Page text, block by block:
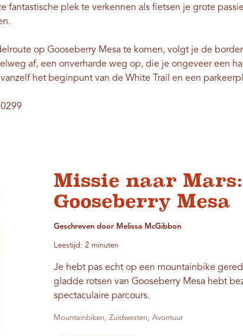
fantastische plek te verkennen als fietsen je grote
op Gooseberry Mesa te komen, volgt je de
af, een onverharde weg op, die je ongeveer een
het beginpunt van de White Trail en een
Missie naar
Gooseberry Mesa
Geschreven door Melissa McGibbon
Leestijd: 2 minuten
Je hebt pas echt op een mountainbike
gladde rotsen van Gooseberry Mesa hebt
spectaculaire parcours.
Mountainbiken, Zuidwesten, Avontuur